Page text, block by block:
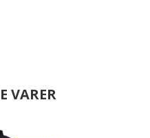
VARER